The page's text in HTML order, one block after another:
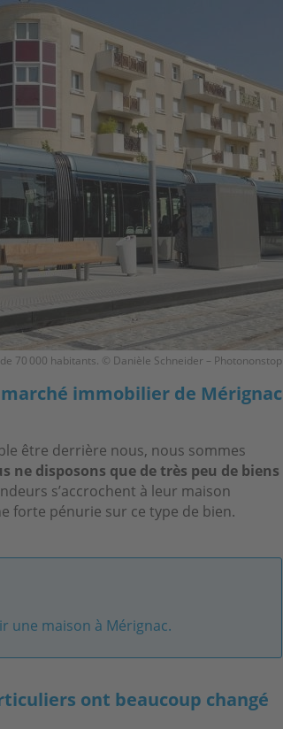
70 000 habitants. © Danièle Schneider – Photononstop
immobilier de Mérignac
être derrière nous, nous sommes
ne disposons que de très peu de biens
s’accrochent à leur maison
forte pénurie sur ce type de bien.
une maison à Mérignac.
ont beaucoup changé